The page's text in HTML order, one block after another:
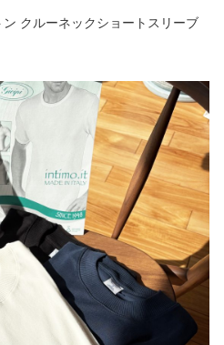
クルーネックショートスリーブ